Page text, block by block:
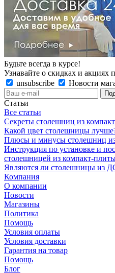
Будьте всегда в курсе!
Узнавайте о скидках и акциях
unsubscribe
Новости
Статьи
Все статьи
Секреты столешниц из
Какой цвет столешницы
Плюсы и минусы столешниц
Инструкция по установке и
столешницей из компакт-
Являются ли столешницы из
Компания
О компании
Новости
Магазины
Политика
Помощь
Условия оплаты
Условия доставки
Гарантия на товар
Помощь
Блог